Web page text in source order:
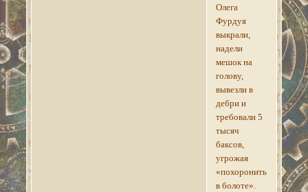
Олега
Фурдуя
выкрали,
надели
мешок на
голову,
вывезли в
дебри и
требовали 5
тысяч
баксов,
угрожая
«похоронить
в болоте».